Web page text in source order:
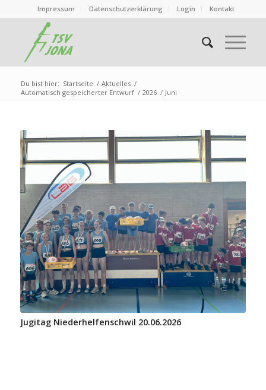
Impressum Datenschutzerklärung Login Kontakt
Du bist hier: Startseite / Aktuelles /
Automatisch gespeicherter Entwurf / 2026 / Juni
Jugitag Niederhelfenschwil 20.06.2026